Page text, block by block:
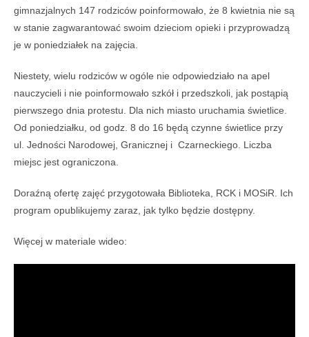
gimnazjalnych 147 rodziców poinformowało, że 8 kwietnia nie są
w stanie zagwarantować swoim dzieciom opieki i przyprowadzą
je w poniedziałek na zajęcia.
Niestety, wielu rodziców w ogóle nie odpowiedziało na apel
nauczycieli i nie poinformowało szkół i przedszkoli, jak postąpią
pierwszego dnia protestu. Dla nich miasto uruchamia świetlice.
Od poniedziałku, od godz. 8 do 16 będą czynne świetlice przy
ul. Jedności Narodowej, Granicznej i Czarneckiego. Liczba
miejsc jest ograniczona.
Doraźną ofertę zajęć przygotowała Biblioteka, RCK i MOSiR. Ich
program opublikujemy zaraz, jak tylko będzie dostępny.
Więcej w materiale wideo: